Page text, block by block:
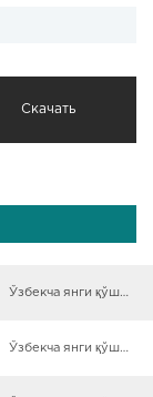
Скачать
Ўзбекча янги қўшиқлар
Ўзбекча янги қўшиқлар